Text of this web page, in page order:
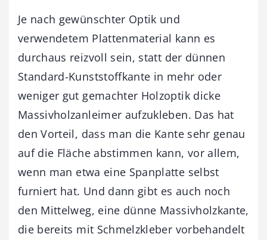
Je nach gewünschter Optik und
verwendetem Plattenmaterial kann es
durchaus reizvoll sein, statt der dünnen
Standard-Kunststoffkante in mehr oder
weniger gut gemachter Holzoptik dicke
Massivholzanleimer aufzukleben. Das hat
den Vorteil, dass man die Kante sehr genau
auf die Fläche abstimmen kann, vor allem,
wenn man etwa eine Spanplatte selbst
furniert hat. Und dann gibt es auch noch
den Mittelweg, eine dünne Massivholzkante,
die bereits mit Schmelzkleber vorbehandelt